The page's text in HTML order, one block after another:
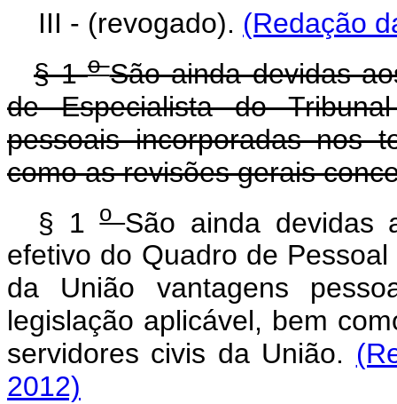
III - (revogado). (Redação
§ 1oSão ainda devidas
de Especialista do
pessoais incorporadas nos
como as revisões gerais
§ 1o São ainda devidas
efetivo do Quadro de
da União vantagens
legislação aplicável, bem
servidores civis da União.
2012)